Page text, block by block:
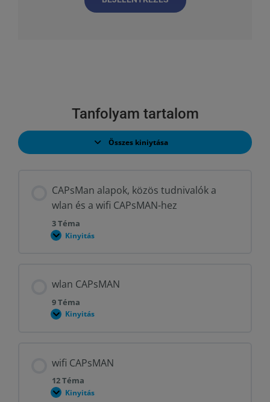
Tanfolyam tartalom
Összes kiniytása
Lecke
CAPsMan alapok, közös tudnivalók a
wlan és a wifi CAPsMAN-hez
3 Téma
Kinyitás
CAPsMan
wlan
a
wifi
CAPsMAN-
wlan CAPsMAN
9 Téma
Kinyitás
wlan
wifi CAPsMAN
12 Téma
Kinyitás
wifi